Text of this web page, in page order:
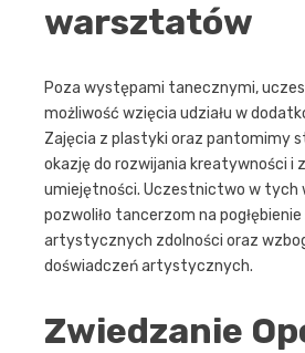
warsztatów
Poza występami tanecznymi,
możliwość wzięcia udziału w
Zajęcia z plastyki oraz pantomimy
okazję do rozwijania kreatywności i
umiejętności. Uczestnictwo w tych
pozwoliło tancerzom na
artystycznych zdolności oraz
doświadczeń artystycznych.
Zwiedzanie